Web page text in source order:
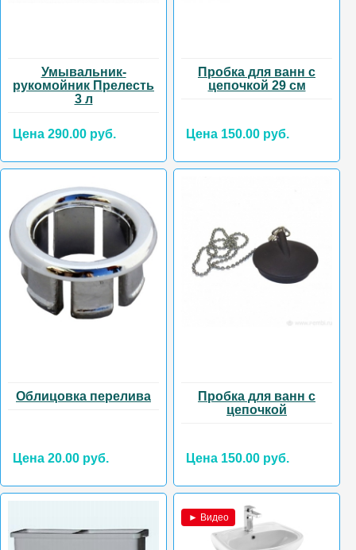
Умывальник-
рукомойник Прелесть
3 л
Цена 290.00 руб.
Пробка для ванн с
цепочкой 29 см
Цена 150.00 руб.
Облицовка перелива
Цена 20.00 руб.
Пробка для ванн с
цепочкой
Цена 150.00 руб.
► Видео